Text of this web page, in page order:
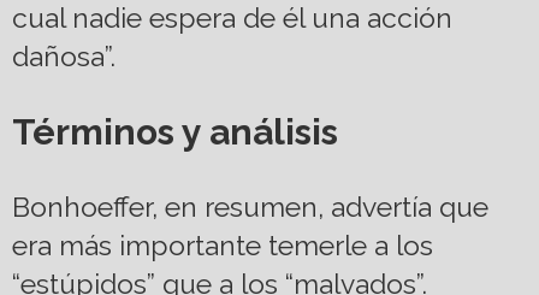
cual nadie espera de él una acción
dañosa”.
Términos y análisis
Bonhoeffer, en resumen, advertía que
era más importante temerle a los
“estúpidos” que a los “malvados”.